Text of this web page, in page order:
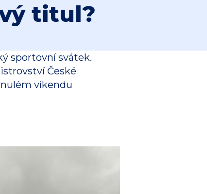
titul?
sportovní svátek.
České
víkendu